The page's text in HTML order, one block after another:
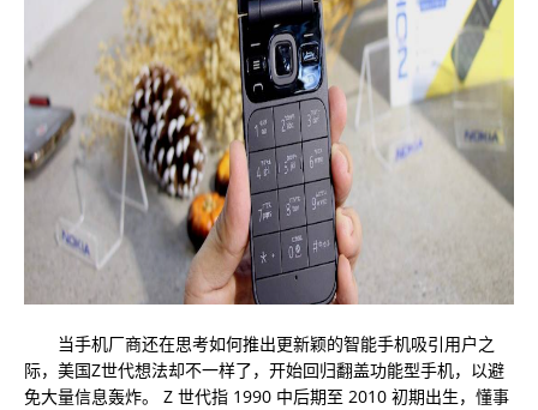
当手机厂商还在思考如何推出更新颖的智能手机吸引用户之
际，美国Z世代想法却不一样了，开始回归翻盖功能型手机，以避
免大量信息轰炸。 Z 世代指 1990 中后期至 2010 初期出生，懂事